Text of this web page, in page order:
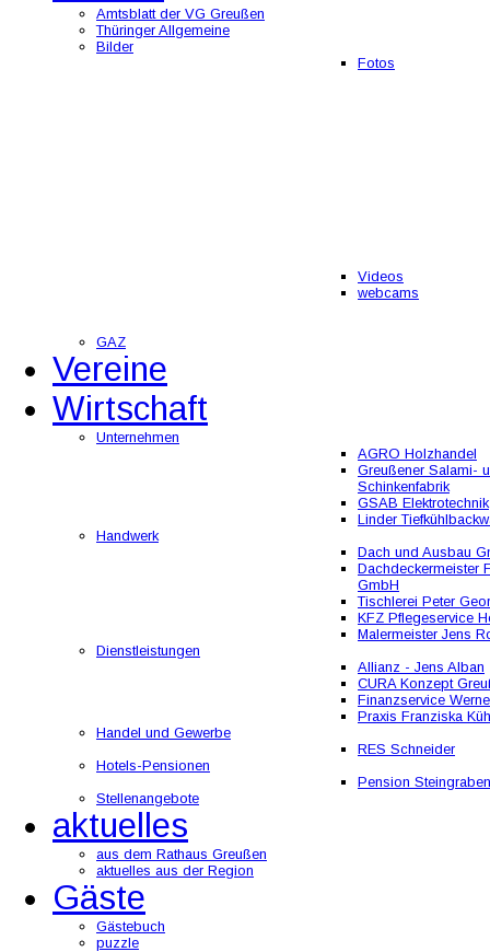
Amtsblatt der VG Greußen
Thüringer Allgemeine
Bilder
Fotos
Videos
webcams
GAZ
Vereine
Wirtschaft
Unternehmen
AGRO Holzhandel
Greußener Salami-
Schinkenfabrik
GSAB Elektrotechnik
Linder
Handwerk
Dach und Ausbau
Dachdeckermeister
GmbH
Tischlerei Peter
KFZ Pflegeservice
Malermeister Jens
Dienstleistungen
Allianz - Jens Alban
CURA Konzept
Finanzservice
Praxis Franziska
Handel und Gewerbe
RES Schneider
Hotels-Pensionen
Pension Steingraben
Stellenangebote
aktuelles
aus dem Rathaus Greußen
aktuelles aus der Region
Gäste
Gästebuch
puzzle